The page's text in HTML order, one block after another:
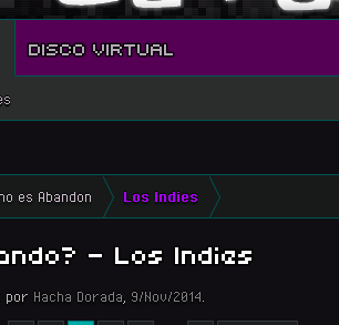
DISCO VIRTUAL
es Abandon Los Indies
- Los Indies
por Hacha Dorada 9/Nov/2014